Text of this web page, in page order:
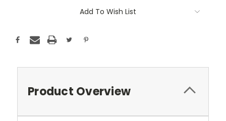
Add To Wish List
Product Overview